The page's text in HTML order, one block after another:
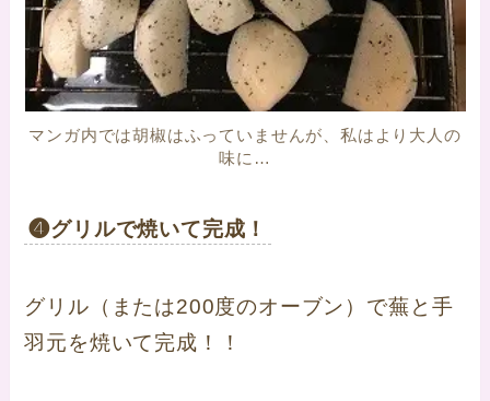
マンガ内では胡椒はふっていませんが、私はより大人の
味に…
❹グリルで焼いて完成！
グリル（または200度のオーブン）で蕪と手
羽元を焼いて完成！！